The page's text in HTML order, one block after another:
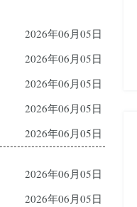
2026年06月05日
2026年06月05日
2026年06月05日
2026年06月05日
2026年06月05日
2026年06月05日
2026年06月05日